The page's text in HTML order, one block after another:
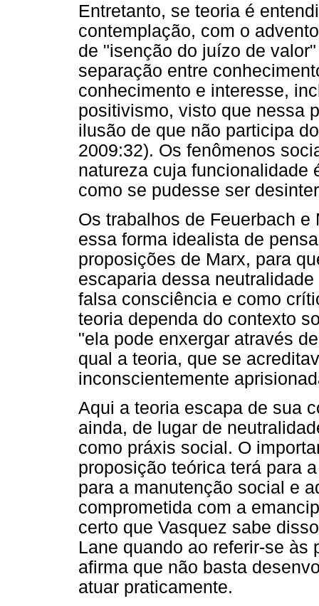
Entretanto, se teoria é
contemplação, com o
de "isenção do juízo de
separação entre
conhecimento e interesse,
positivismo, visto que nessa
ilusão de que não participa
2009:32). Os fenômenos
natureza cuja funcionalidade
como se pudesse ser
Os trabalhos de Feuerbach
essa forma idealista de
proposições de Marx, para
escaparia dessa
falsa consciência e como
teoria dependa do contexto
"ela pode enxergar através
qual a teoria, que se
inconscientemente
Aqui a teoria escapa de sua
ainda, de lugar de
como práxis social. O
proposição teórica terá para
para a manutenção social e
comprometida com a
certo que Vasquez sabe
Lane quando ao referir-se
afirma que não basta
atuar praticamente.